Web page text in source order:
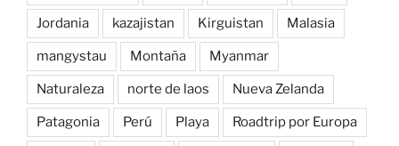
Jordania kazajistan Kirguistan Malasia
mangystau Montaña Myanmar
Naturaleza norte de laos Nueva Zelanda
Patagonia Perú Playa Roadtrip por Europa